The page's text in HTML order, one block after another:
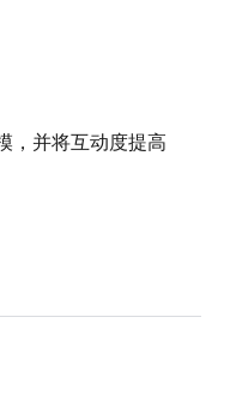
，并将互动度提高